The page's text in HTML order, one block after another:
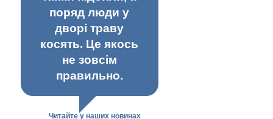
поряд люди у
дворі траву
косять. Це якось
не зовсім
правильно.
Читайте у наших новинах